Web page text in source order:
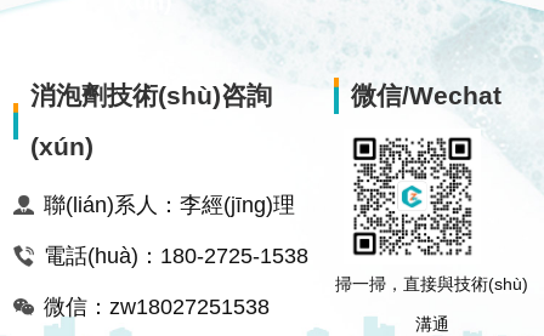
消泡劑技術(shù)咨詢
(xún)
聯(lián)系人：李經(jīng)理
電話(huà)：180-2725-1538
微信：zw18027251538
微信/Wechat
掃一掃，直接與技術(shù)
溝通